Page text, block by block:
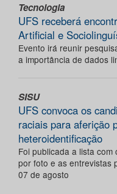
Tecnologia
UFS receberá
Artificial e
Evento irá reunir
a importância de dados
SISU
UFS convoca os
raciais para aferição
heteroidentificação
Foi publicada a lista
por foto e as entrevistas
07 de agosto